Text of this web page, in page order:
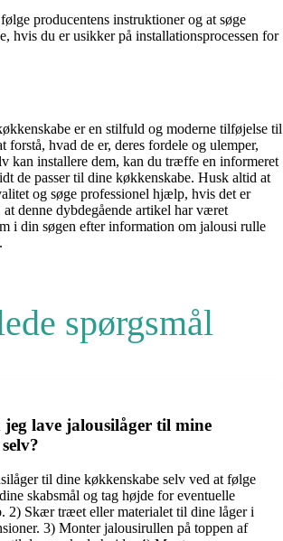
producentens instruktioner og at søge
hvis du er usikker på installationsprocessen for
er en stilfuld og moderne tilføjelse til
forstå, hvad de er, deres fordele og ulemper,
kan installere dem, kan du træffe en informeret
de passer til dine køkkenskabe. Husk altid at
og søge professionel hjælp, hvis det er
denne dybdegående artikel har været
i din søgen efter information om jalousi rulle
spørgsmål
lave jalousilåger til mine
til dine køkkenskabe selv ved at følge
skabsmål og tag højde for eventuelle
2) Skær træet eller materialet til dine låger i
3) Monter jalousirullen på toppen af